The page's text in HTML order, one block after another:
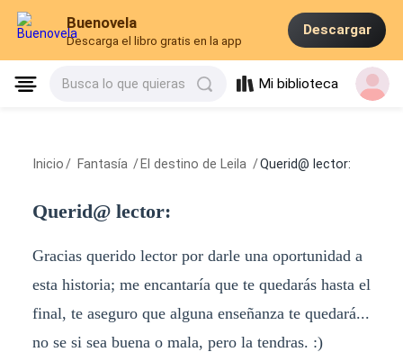
Buenovela
Descarga el libro gratis en la app
Descargar
Busca lo que quieras Mi biblioteca
Inicio / Fantasía / El destino de Leila /Querid@ lector:
Querid@ lector:
Gracias querido lector por darle una oportunidad a
esta historia; me encantaría que te quedarás hasta el
final, te aseguro que alguna enseñanza te quedará...
no se si sea buena o mala, pero la tendras. :)